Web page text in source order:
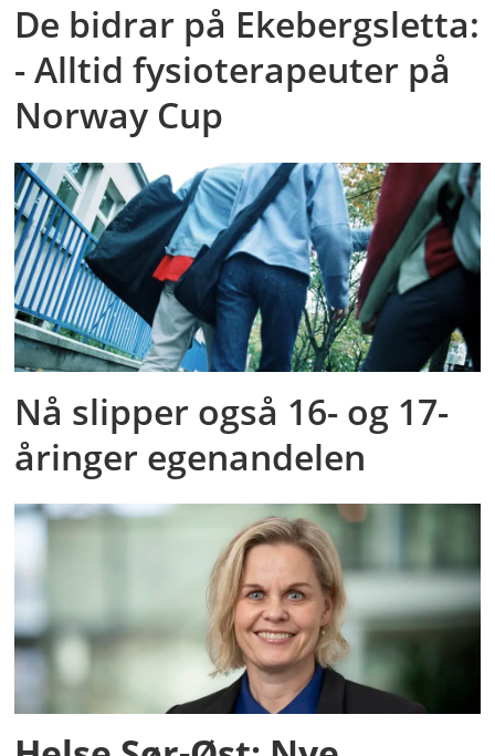
De bidrar på Ekebergsletta:
- Alltid fysioterapeuter på
Norway Cup
Nå slipper også 16- og 17-
åringer egenandelen